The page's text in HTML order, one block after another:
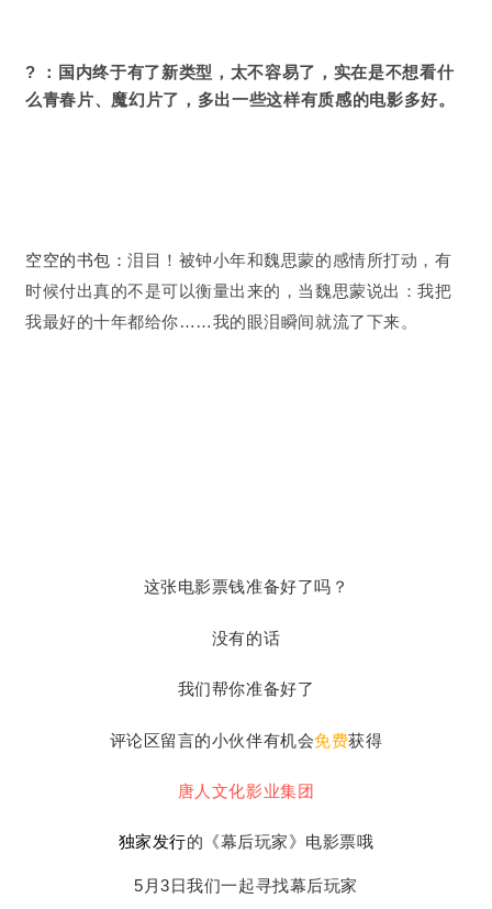
? ： 国内终于有了新类型，太不容易了，实在是不想看什
么青春片、魔幻片了，多出一些这样有质感的电影多好。
空空的书包：泪目！被钟小年和魏思蒙的感情所打动，有
时候付出真的不是可以衡量出来的，当魏思蒙说出：我把
我最好的十年都给你……我的眼泪瞬间就流了下来。
这张电影票钱准备好了吗？
没有的话
我们帮你准备好了
评论区留言的小伙伴有机会免费获得
唐人文化影业集团
独家发行的《幕后玩家》电影票哦
5月3日我们一起寻找幕后玩家